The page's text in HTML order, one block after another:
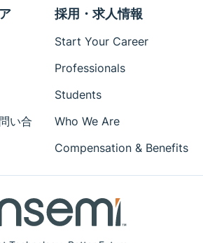
い合
採用・求人情報
Start Your Career
Professionals
Students
Who We Are
Compensation & Benefits